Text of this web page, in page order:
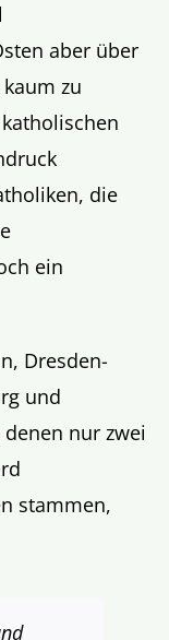
aber über
zu
die
ein
Dresden-
und
nur zwei
stammen,